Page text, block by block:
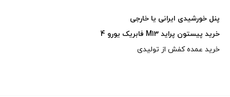
پنل خورشیدی ایرانی یا خارجی
خرید پیستون پراید M13 فابریک یورو 4
خرید عمده کفش از تولیدی